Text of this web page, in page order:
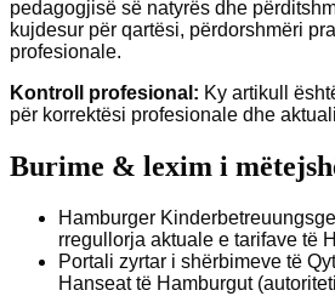
pedagogjisë së natyrës dhe
kujdesur për qartësi, përdorshmëri
profesionale.
Kontroll profesional: Ky artikull
për korrektësi profesionale dhe
Burime & lexim i
Hamburger
rregullorja aktuale e tarifave të
Portali zyrtar i shërbimeve të
Hanseat të Hamburgut